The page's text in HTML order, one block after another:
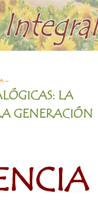
–
LA
GENERACIÓN